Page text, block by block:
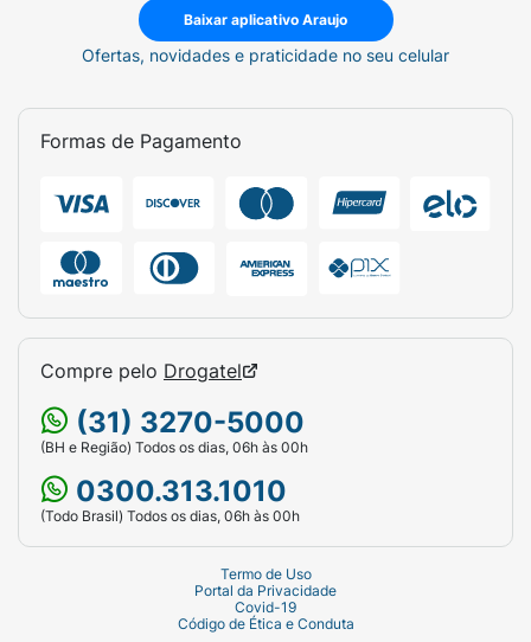
Baixar aplicativo Araujo
Ofertas, novidades e praticidade no seu celular
Formas de Pagamento
Compre pelo Drogatel
(31) 3270-5000
(BH e Região) Todos os dias, 06h às 00h
0300.313.1010
(Todo Brasil) Todos os dias, 06h às 00h
Termo de Uso
Portal da Privacidade
Covid-19
Código de Ética e Conduta